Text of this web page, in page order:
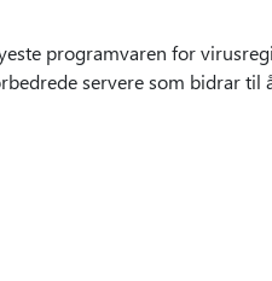
programvaren for
servere som bidrar